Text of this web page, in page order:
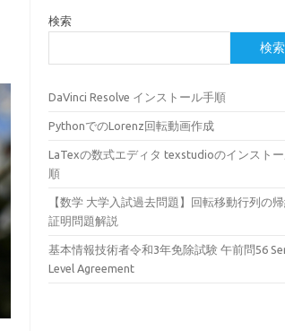
検索
検索
DaVinci Resolve インストール手順
PythonでのLorenz回転動画作成
LaTexの数式エディタ texstudioのインスト
順
【数学 大学入試過去問題】回転移動行列の
証明問題解説
基本情報技術者令和3年免除試験 午前問56
Level Agreement